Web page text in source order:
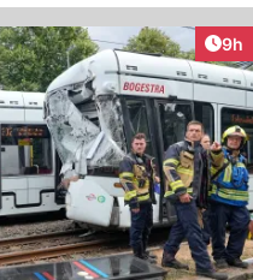
9h